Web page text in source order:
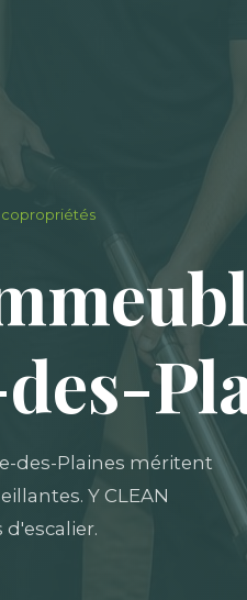
des-Plaines méritent
Y CLEAN